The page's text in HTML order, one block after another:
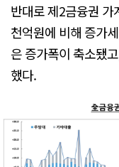
반대로 제2금융권
천억원에 비해 증가
은 증가폭이 축소됐
했다.